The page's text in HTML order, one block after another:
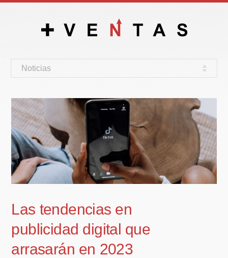
Noticias
Las tendencias en
publicidad digital que
arrasarán en 2023